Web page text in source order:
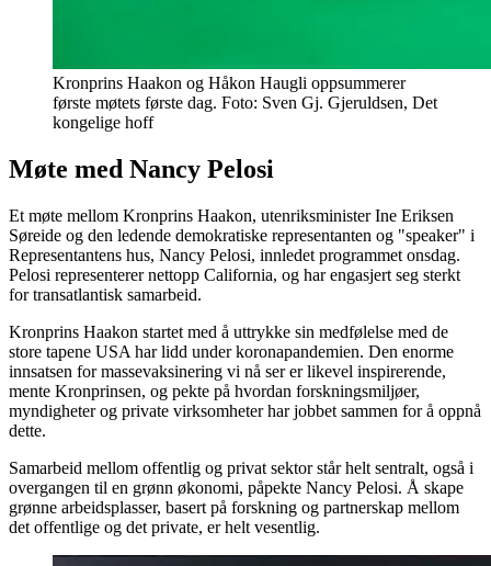
Kronprins Haakon og Håkon Haugli oppsummerer
første møtets første dag. Foto: Sven Gj. Gjeruldsen, Det
kongelige hoff
Møte med Nancy Pelosi
Et møte mellom Kronprins Haakon, utenriksminister Ine Eriksen
Søreide og den ledende demokratiske representanten og "speaker" i
Representantens hus, Nancy Pelosi, innledet programmet onsdag.
Pelosi representerer nettopp California, og har engasjert seg sterkt
for transatlantisk samarbeid.
Kronprins Haakon startet med å uttrykke sin medfølelse med de
store tapene USA har lidd under koronapandemien. Den enorme
innsatsen for massevaksinering vi nå ser er likevel inspirerende,
mente Kronprinsen, og pekte på hvordan forskningsmiljøer,
myndigheter og private virksomheter har jobbet sammen for å oppnå
dette.
Samarbeid mellom offentlig og privat sektor står helt sentralt, også i
overgangen til en grønn økonomi, påpekte Nancy Pelosi. Å skape
grønne arbeidsplasser, basert på forskning og partnerskap mellom
det offentlige og det private, er helt vesentlig.